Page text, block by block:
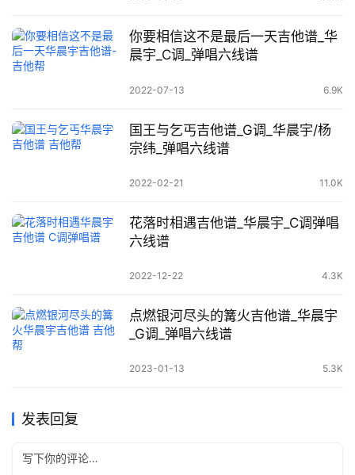
你要相信这不是最后一天吉他谱_华
晨宇_C调_弹唱六线谱
2022-07-13 6.9K
国王与乞丐吉他谱_G调_华晨宇/杨
宗纬_弹唱六线谱
2022-02-21 11.0K
花落时相遇吉他谱_华晨宇_C调弹唱
六线谱
2022-12-22 4.3K
点燃银河尽头的篝火吉他谱_华晨宇
_G调_弹唱六线谱
2023-01-13 5.3K
发表回复